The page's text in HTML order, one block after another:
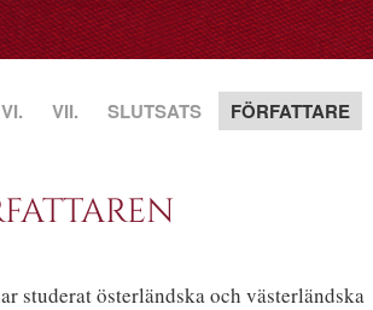
VI. VII. SLUTSATS FÖRFATTARE
studerat österländska och västerländska